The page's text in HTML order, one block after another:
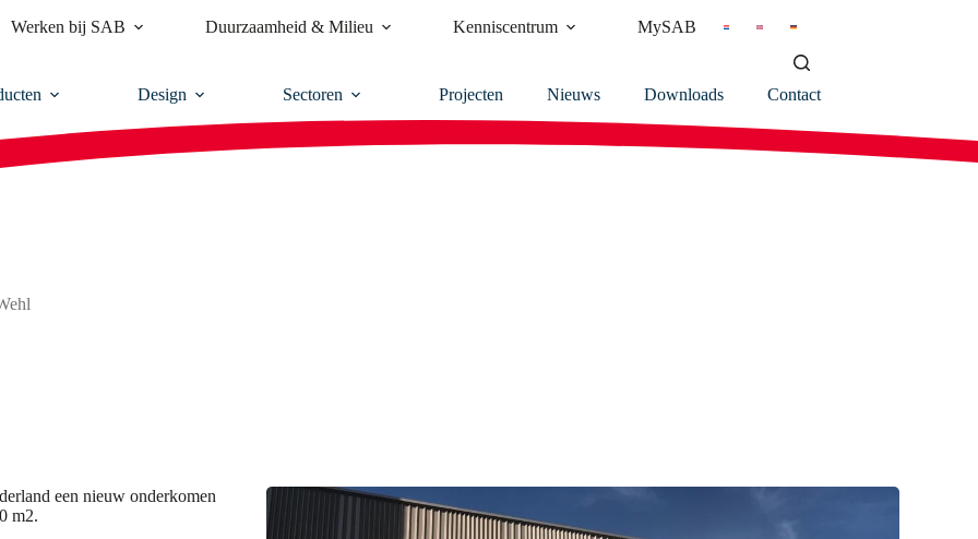
Werken bij SAB Duurzaamheid & Milieu Kenniscentrum MySAB
Design Sectoren Projecten Nieuws Downloads Contact
een nieuw onderkomen
m2.